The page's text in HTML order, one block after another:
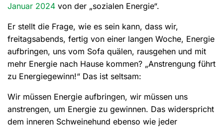
Januar 2024 von der „sozialen Energie“.
Er stellt die Frage, wie es sein kann, dass wir,
freitagsabends, fertig von einer langen Woche, Energie
aufbringen, uns vom Sofa quälen, rausgehen und mit
mehr Energie nach Hause kommen? „Anstrengung führt
zu Energiegewinn!“ Das ist seltsam:
Wir müssen Energie aufbringen, wir müssen uns
anstrengen, um Energie zu gewinnen. Das widerspricht
dem inneren Schweinehund ebenso wie jeder